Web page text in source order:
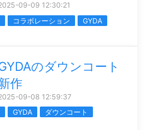
09-09 12:30:21
コラボレーション
GYDA
のダウンコート
作
09-08 12:59:37
GYDA
ダウンコート